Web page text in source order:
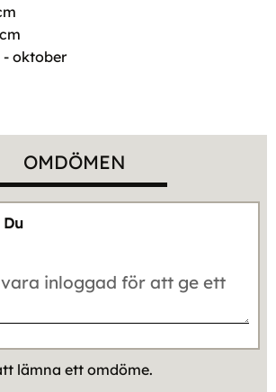
- oktober
OMDÖMEN
Du
lämna ett omdöme.